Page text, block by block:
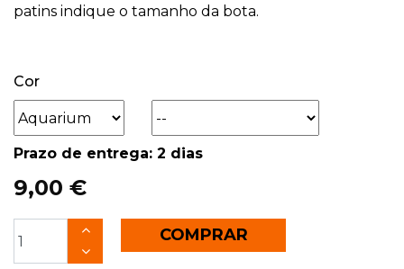
patins indique o tamanho da bota.
Cor
Prazo de entrega: 2 dias
9,00 €
COMPRAR